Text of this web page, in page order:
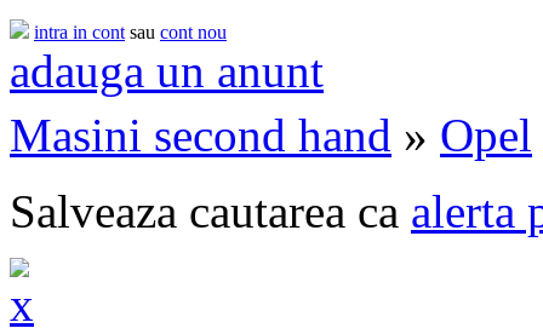
intra in cont sau cont nou
adauga un anunt
Masini second hand » Opel
Salveaza cautarea ca alerta